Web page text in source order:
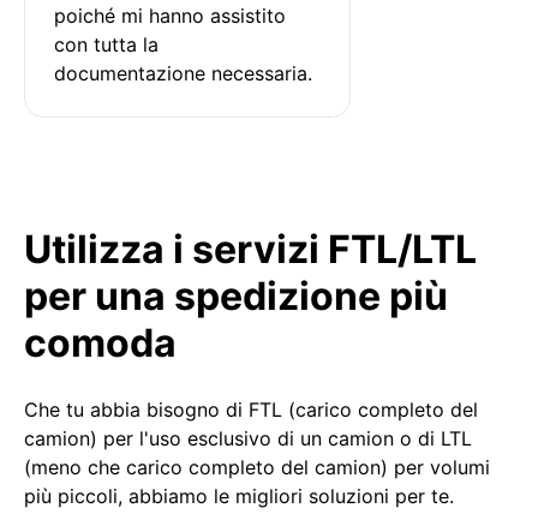
poiché mi hanno assistito
con tutta la
documentazione necessaria.
Utilizza i servizi FTL/LTL
per una spedizione più
comoda
Che tu abbia bisogno di FTL (carico completo del
camion) per l'uso esclusivo di un camion o di LTL
(meno che carico completo del camion) per volumi
più piccoli, abbiamo le migliori soluzioni per te.